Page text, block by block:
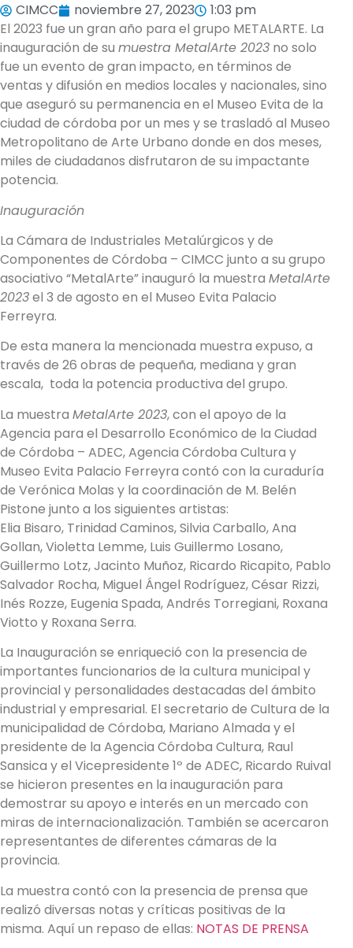
CIMCC noviembre 27, 2023
1:03 pm
El 2023 fue un gran año para el grupo METALARTE. La
inauguración de su muestra MetalArte 2023 no solo
fue un evento de gran impacto, en términos de
ventas y difusión en medios locales y nacionales, sino
que aseguró su permanencia en el Museo Evita de la
ciudad de córdoba por un mes y se trasladó al Museo
Metropolitano de Arte Urbano donde en dos meses,
miles de ciudadanos disfrutaron de su impactante
potencia.
Inauguración
La Cámara de Industriales Metalúrgicos y de
Componentes de Córdoba – CIMCC junto a su grupo
asociativo “MetalArte” inauguró la muestra MetalArte
2023el 3 de agosto en el Museo Evita Palacio
Ferreyra.
De esta manera la mencionada muestra expuso, a
través de 26 obras de pequeña, mediana y gran
escala, toda la potencia productiva del grupo.
La muestra MetalArte 2023, con el apoyo de la
Agencia para el Desarrollo Económico de la Ciudad
de Córdoba – ADEC, Agencia Córdoba Cultura y
Museo Evita Palacio Ferreyra contó con la curaduría
de Verónica Molas y la coordinación de M. Belén
Pistone junto a los siguientes artistas:
Elia Bisaro, Trinidad Caminos, Silvia Carballo, Ana
Gollan, Violetta Lemme, Luis Guillermo Losano,
Guillermo Lotz, Jacinto Muñoz, Ricardo Ricapito, Pablo
Salvador Rocha, Miguel Ángel Rodríguez, César Rizzi,
Inés Rozze, Eugenia Spada, Andrés Torregiani, Roxana
Viotto y Roxana Serra.
La Inauguración se enriqueció con la presencia de
importantes funcionarios de la cultura municipal y
provincial y personalidades destacadas del ámbito
industrial y empresarial. El secretario de Cultura de la
municipalidad de Córdoba, Mariano Almada y el
presidente de la Agencia Córdoba Cultura, Raul
Sansica y el Vicepresidente 1º de ADEC, Ricardo Ruival
se hicieron presentes en la inauguración para
demostrar su apoyo e interés en un mercado con
miras de internacionalización. También se acercaron
representantes de diferentes cámaras de la
provincia.
La muestra contó con la presencia de prensa que
realizó diversas notas y críticas positivas de la
misma. Aquí un repaso de ellas: NOTAS DE PRENSA